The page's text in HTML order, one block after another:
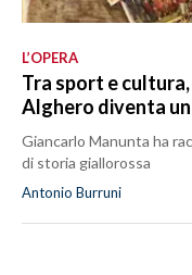
L’OPERA
Tra sport e
Alghero diventa
Giancarlo Manunta ha
di storia giallorossa
Antonio Burruni